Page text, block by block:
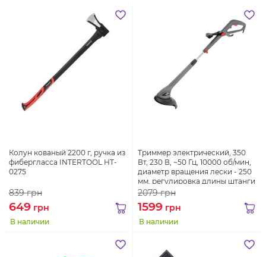
Колун кованый 2200 г, ручка из
фибергласса INTERTOOL HT-
0275
839грн
649 грн
В наличии
Триммер электрический, 350
Вт, 230 В, ~50 Гц, 10000 об/мин,
диаметр вращения лески - 250
мм, регулировка длины штанги
INTERTOOL DT-2253
2079грн
1599 грн
В наличии